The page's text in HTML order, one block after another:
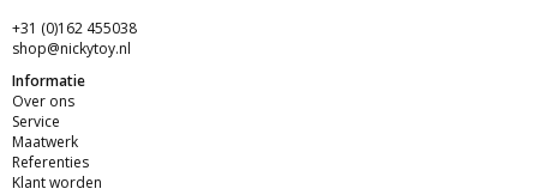
+31 (0)162 455038
shop@nickytoy.nl
Informatie
Over ons
Service
Maatwerk
Referenties
Klant worden